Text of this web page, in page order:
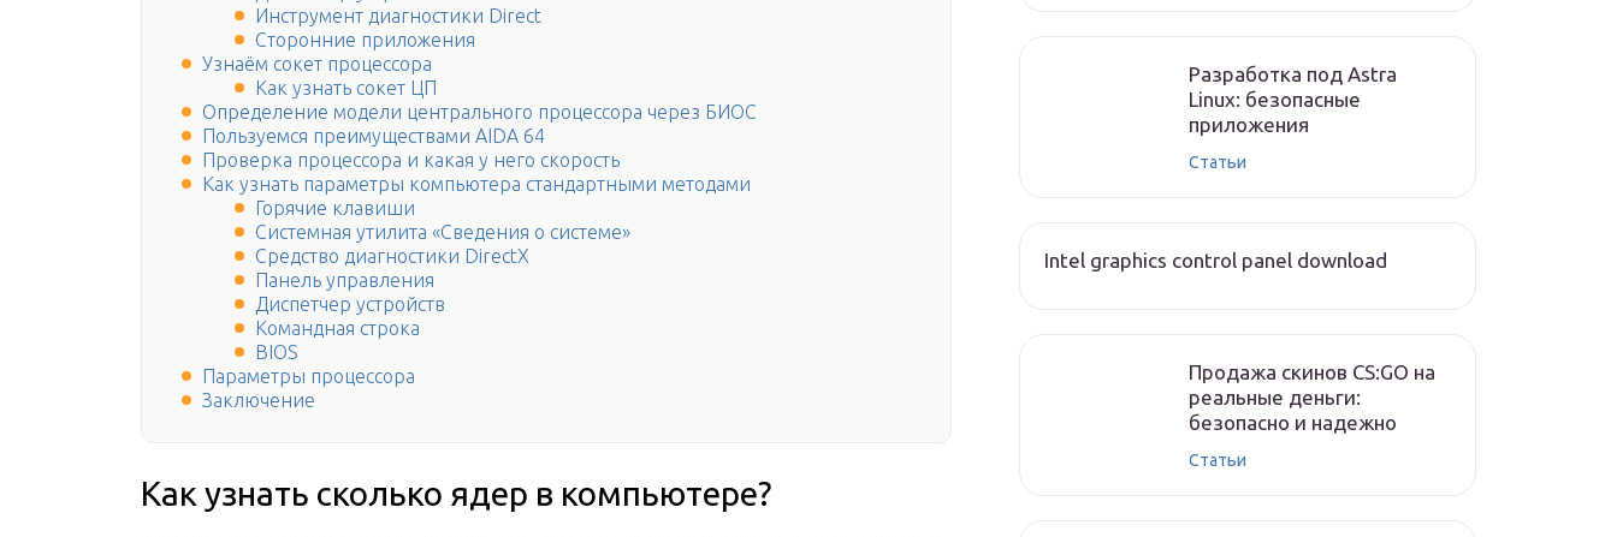
Инструмент диагностики Direct
Сторонние приложения
Узнаём сокет процессора
Как узнать сокет ЦП
Определение модели центрального процессора через БИОС
Пользуемся преимуществами AIDA 64
Проверка процессора и какая у него скорость
Как узнать параметры компьютера стандартными методами
Горячие клавиши
Системная утилита «Сведения о системе»
Средство диагностики DirectX
Панель управления
Диспетчер устройств
Командная строка
BIOS
Параметры процессора
Заключение
Как узнать сколько ядер в компьютере?
Разработка под Astra
Linux: безопасные
приложения
Статьи
Intel graphics control panel download
Продажа скинов CS:GO на
реальные деньги:
безопасно и надежно
Статьи